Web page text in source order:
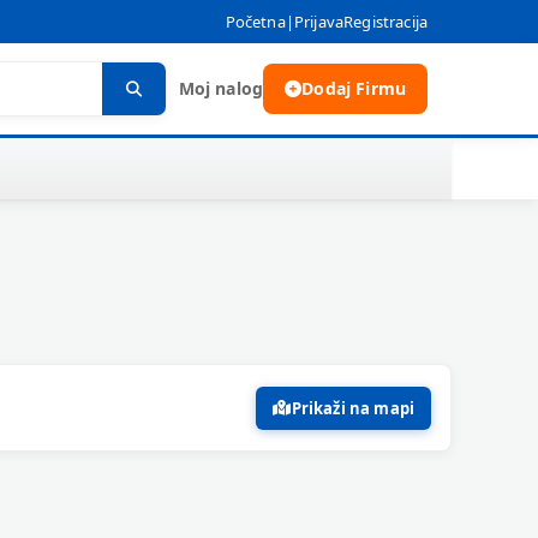
Početna| PrijavaRegistracija
Moj nalog Dodaj Firmu
Prikaži na mapi